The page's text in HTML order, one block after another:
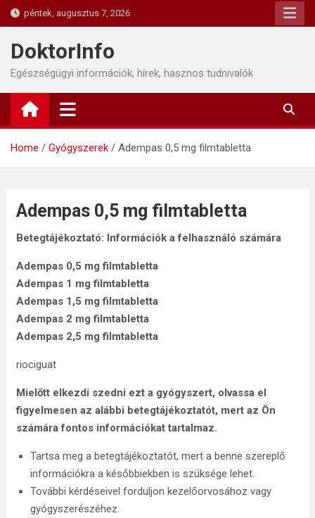
Skip
to
content
péntek, augusztus 7, 2026
DoktorInfo
Egészségügyi információk, hírek, hasznos tudnivalók
Home Gyógyszerek Adempas 0,5 mg filmtabletta
Adempas 0,5 mg filmtabletta
Betegtájékoztató: Információk a felhasználó számára
Adempas 0,5 mg filmtabletta
Adempas 1 mg filmtabletta
Adempas 1,5 mg filmtabletta
Adempas 2 mg filmtabletta
Adempas 2,5 mg filmtabletta
riociguat
Mielőtt elkezdi szedni ezt a gyógyszert, olvassa el
figyelmesen az alábbi betegtájékoztatót, mert az Ön
számára fontos információkat tartalmaz.
Tartsa meg a betegtájékoztatót, mert a benne szereplő
információkra a későbbiekben is szüksége lehet.
További kérdéseivel forduljon kezelőorvosához vagy
gyógyszerészéhez.